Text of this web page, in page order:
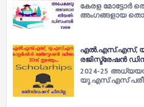
കേരള മോട്ടോർ
അംഗങ്ങളായ
എൽ.എസ്.എസ്,
രജിസ്ട്രേഷൻ
2024-25
യു.എസ്.എസ്